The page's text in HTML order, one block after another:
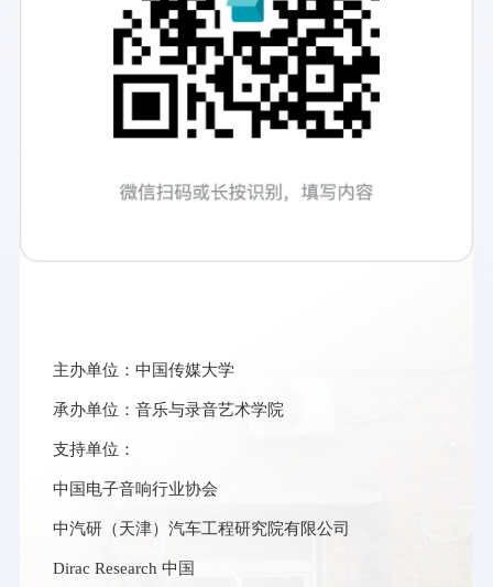
主办单位：中国传媒大学
承办单位：音乐与录音艺术学院
支持单位：
中国电子音响行业协会
中汽研（天津）汽车工程研究院有限公司
Dirac Research 中国